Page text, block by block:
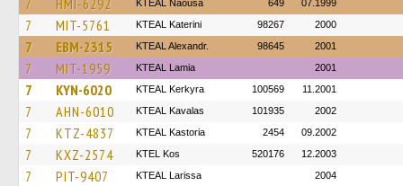
7 HMI-6292 KTEAL Naousa 649 07.1999
7 MIT-5761 KTEAL Katerini 98267 2000
7 EBM-2315 KTEAL Alexandr. 98645 2001
7 MIT-1959 KTEAL Lamia 2001
7 KYN-6020 KTEAL Kerkyra 100569 11.2001
7 AHN-6010 KTEAL Kavalas 101935 2002
7 KTZ-4837 KTEAL Kastoria 2454 09.2002
7 KXZ-2574 KTEL Kos 520176 12.2003
7 PIT-9407 KTEAL Larissa 2004